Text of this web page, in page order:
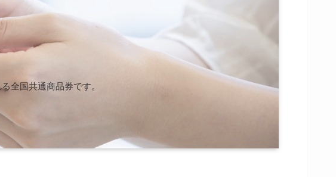
全国共通商品券です。